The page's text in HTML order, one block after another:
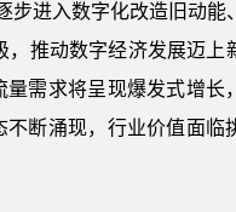
步进入数字化改造旧动能
推动数字经济发展迈上
需求将呈现爆发式增长
断涌现，行业价值面临